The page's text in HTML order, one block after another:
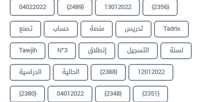
04022022
{2489} 13012022
{2356}
تصنع
حساب منصة تدريس
Tadris
Tawjih
N°3 إنطلاق التسجيل
لسنة
الدراسية
الحالية {2388}
12012022
{2380}
04012022 {2348}
{2351}